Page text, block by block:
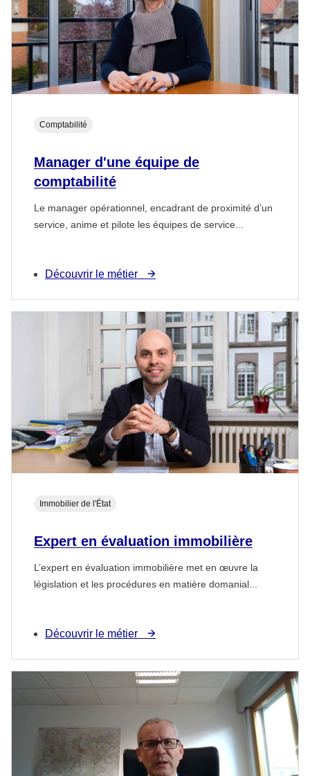
Manager d'une équipe de
comptabilité
Le manager opérationnel, encadrant de proximité d’un
service, anime et pilote les équipes de service...
Comptabilité
Découvrir le métier
Expert en évaluation immobilière
L’expert en évaluation immobilière met en œuvre la
législation et les procédures en matière domanial...
Immobilier de l'État
Découvrir le métier